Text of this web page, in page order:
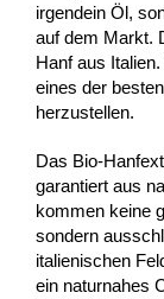
irgendein Öl,
auf dem Markt.
Hanf aus
eines der
herzustellen.
Das Bio-
garantiert aus
kommen keine
sondern
italienischen
ein naturnahes